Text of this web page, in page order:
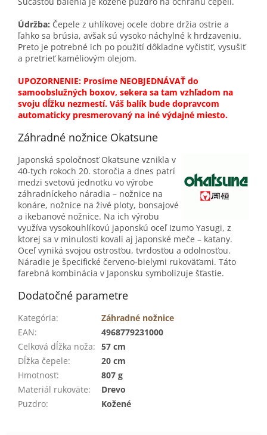
Údržba: Čepele z uhlíkovej ocele dobre držia ostrie a
ľahko sa brúsia, avšak sú vysoko náchylné k hrdzaveniu.
Preto je potrebné ich po použití dôkladne vyčistiť, vysušiť
a pretrieť kaméliovým olejom.
UPOZORNENIE: Prosíme NEOBJEDNÁVAŤ do
samoobslužných boxov, sekera sa tam vzhľadom na
svoju dĺžku nezmestí. Váš balík bude dopravcom
automaticky presmerovaný na iné výdajné miesto.
Záhradné nožnice Okatsune
Japonská spoločnosť Okatsune vznikla v
40-tych rokoch 20. storočia a dnes patrí
medzi svetovú jednotku vo výrobe
záhradníckeho náradia – nožnice na
konáre, nožnice na živé ploty, bonsajové
a ikebanové nožnice. Na ich výrobu
využíva vysokouhlíkovú japonskú oceľ Izumo Yasugi, z
ktorej sa v minulosti kovali aj japonské meče – katany.
Oceľ vyniká svojou ostrosťou, tvrdosťou a odolnosťou.
Náradie je špecifické červeno-bielymi rukoväťami. Táto
farebná kombinácia v Japonsku symbolizuje šťastie.
Dodatočné parametre
Kategória:
Záhradné nožnice
EAN:
4968779231000
Celková dĺžka noža: 57 cm
Dĺžka čepele:
20 cm
Hmotnosť:
807 g
Materiál rukoväte:
Drevo
Puzdro: Kožené